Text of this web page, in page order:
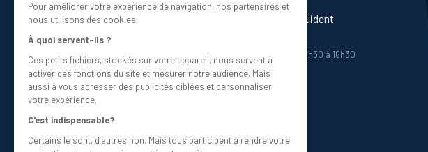
Pour améliorer votre expérience de navigation, nos partenaires et
nous utilisons des cookies.
À quoi servent-ils ?
Ces petits fichiers, stockés sur votre appareil, nous servent à
activer des fonctions du site et mesurer notre audience. Mais
aussi à vous adresser des publicités ciblées et personnaliser
votre expérience.
C'est indispensable?
Certains le sont, d’autres non. Mais tous participent à rendre votre
Besoin d’aide ? Nos experts vous guident
Du lundi au vendredi de 8h30 à 12h30 et 13h30 à 16h30
Écrivez-nous
info@bricovis.fr
Suivez-nous sur les réseaux !